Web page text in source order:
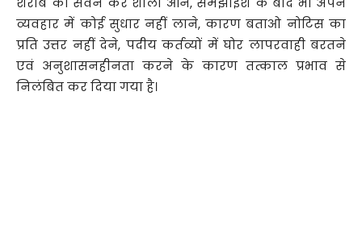
व्यवहार में कोई सुधार नहीं लाने, कारण बताओ नोटिस का
प्रति उत्तर नहीं देने, पदीय कर्तव्यों में घोर लापरवाही बरतने
एवं अनुशासनहीनता करने के कारण तत्काल प्रभाव से
निलंबित कर दिया गया है।